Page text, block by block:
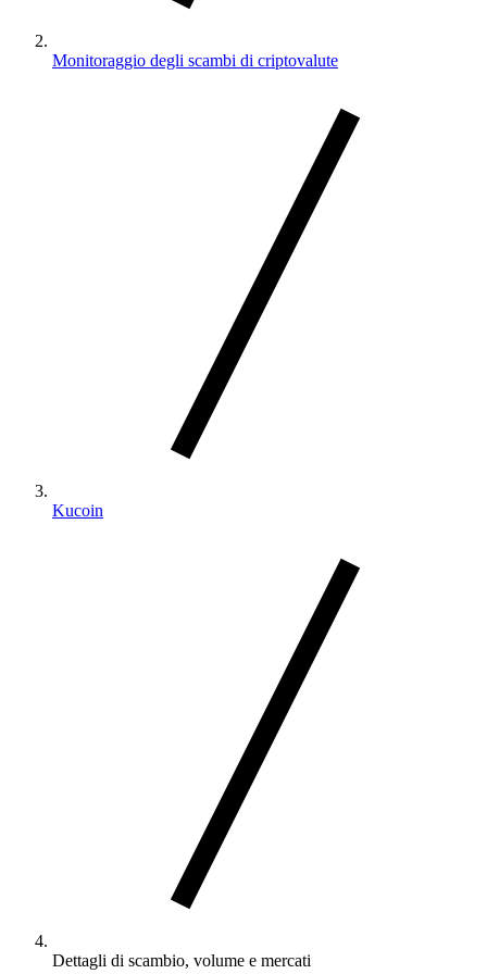
Monitoraggio degli scambi di criptovalute
Kucoin
Dettagli di scambio, volume e mercati